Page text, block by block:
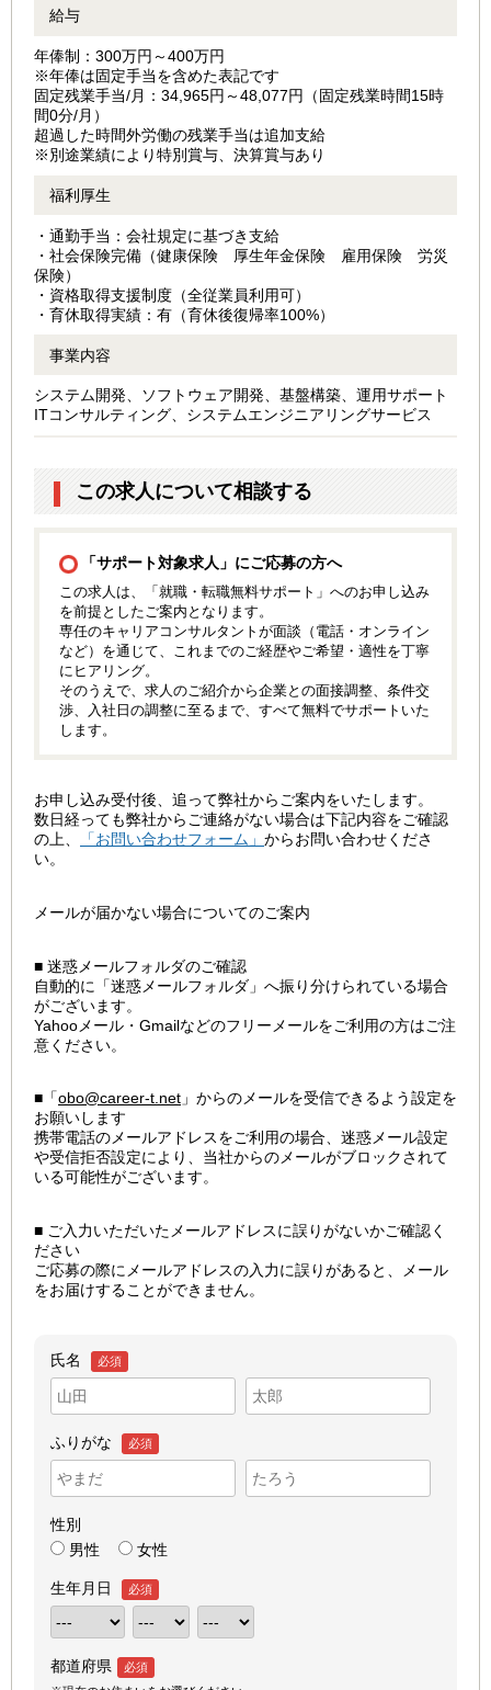
給与
年俸制：300万円～400万円
※年俸は固定手当を含めた表記です
固定残業手当/月：34,965円～48,077円（固定残業時間15時
間0分/月）
超過した時間外労働の残業手当は追加支給
※別途業績により特別賞与、決算賞与あり
福利厚生
・通勤手当：会社規定に基づき支給
・社会保険完備（健康保険 厚生年金保険 雇用保険 労災
保険）
・資格取得支援制度（全従業員利用可）
・育休取得実績：有（育休後復帰率100%）
事業内容
システム開発、ソフトウェア開発、基盤構築、運用サポート
ITコンサルティング、システムエンジニアリングサービス
この求人について相談する
「サポート対象求人」にご応募の方へ
この求人は、「就職・転職無料サポート」へのお申し込み
を前提としたご案内となります。
専任のキャリアコンサルタントが面談（電話・オンライン
など）を通じて、これまでのご経歴やご希望・適性を丁寧
にヒアリング。
そのうえで、求人のご紹介から企業との面接調整、条件交
渉、入社日の調整に至るまで、すべて無料でサポートいた
します。
お申し込み受付後、追って弊社からご案内をいたします。
数日経っても弊社からご連絡がない場合は下記内容をご確認
の上、
「お問い合わせフォーム」 からお問い合わせくださ
い。
メールが届かない場合についてのご案内
■ 迷惑メールフォルダのご確認
自動的に「迷惑メールフォルダ」へ振り分けられている場合
がございます。
Yahooメール・Gmailなどのフリーメールをご利用の方はご注
意ください。
■「obo@career-t.net 」からのメールを受信できるよう設定を
お願いします
携帯電話のメールアドレスをご利用の場合、迷惑メール設定
や受信拒否設定により、当社からのメールがブロックされて
いる可能性がございます。
■ ご入力いただいたメールアドレスに誤りがないかご確認く
ださい
ご応募の際にメールアドレスの入力に誤りがあると、メール
をお届けすることができません。
氏名 必須
ふりがな 必須
性別
男性
女性
生年月日 必須
都道府県
必須